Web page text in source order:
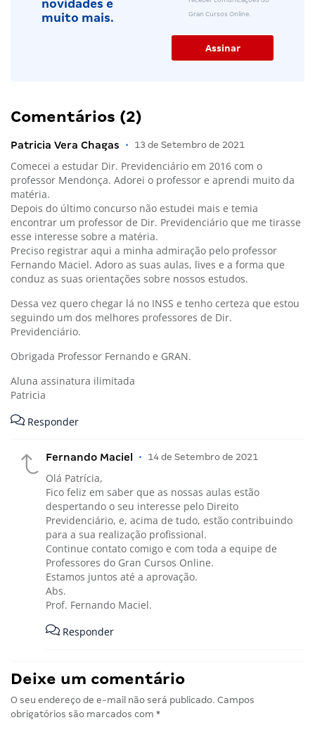
novidades e
muito mais.
Gran Cursos Online.
Comentários (2)
Patricia Vera Chagas • 13 de Setembro de 2021
Comecei a estudar Dir. Previdenciário em 2016 com o
professor Mendonça. Adorei o professor e aprendi muito da
matéria.
Depois do último concurso não estudei mais e temia
encontrar um professor de Dir. Previdenciário que me tirasse
esse interesse sobre a matéria.
Preciso registrar aqui a minha admiração pelo professor
Fernando Maciel. Adoro as suas aulas, lives e a forma que
conduz as suas orientações sobre nossos estudos.
Dessa vez quero chegar lá no INSS e tenho certeza que estou
seguindo um dos melhores professores de Dir.
Previdenciário.
Obrigada Professor Fernando e GRAN.
Aluna assinatura ilimitada
Patricia
Responder
Fernando Maciel • 14 de Setembro de 2021
Olá Patrícia,
Fico feliz em saber que as nossas aulas estão
despertando o seu interesse pelo Direito
Previdenciário, e, acima de tudo, estão contribuindo
para a sua realização profissional.
Continue contato comigo e com toda a equipe de
Professores do Gran Cursos Online.
Estamos juntos até a aprovação.
Abs.
Prof. Fernando Maciel.
Responder
Deixe um comentário
O seu endereço de e-mail não será publicado. Campos
obrigatórios são marcados com *